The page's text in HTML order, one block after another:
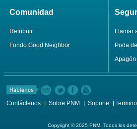
Comunidad
Retribuir
Fondo Good Neighbor
Llamar
Poda
Contáctenos Sobre PNM Soporte
Copyright © 2025 PNM. Todos los